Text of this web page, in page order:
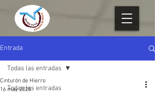
Entrada
Todas las entradas
Todas las entradas
Cinturón de Hierro
16 may 2025